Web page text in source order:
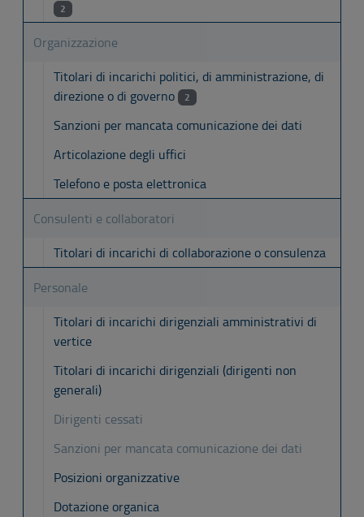
2
Organizzazione
Titolari di incarichi politici, di amministrazione, di
direzione o di governo
2
Sanzioni per mancata comunicazione dei dati
Articolazione degli uffici
Telefono e posta elettronica
Consulenti e collaboratori
Titolari di incarichi di collaborazione o consulenza
Personale
Titolari di incarichi dirigenziali amministrativi di
vertice
Titolari di incarichi dirigenziali (dirigenti non
generali)
Dirigenti cessati
Sanzioni per mancata comunicazione dei dati
Posizioni organizzative
Dotazione organica